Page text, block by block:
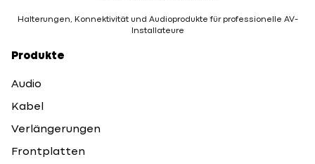
Halterungen, Konnektivität und Audioprodukte für professionelle AV-
Installateure
Produkte
Audio
Kabel
Verlängerungen
Frontplatten